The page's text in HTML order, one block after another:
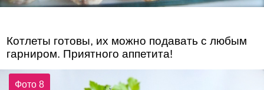
Котлеты готовы, их можно подавать с любым
гарниром. Приятного аппетита!
Фото 8